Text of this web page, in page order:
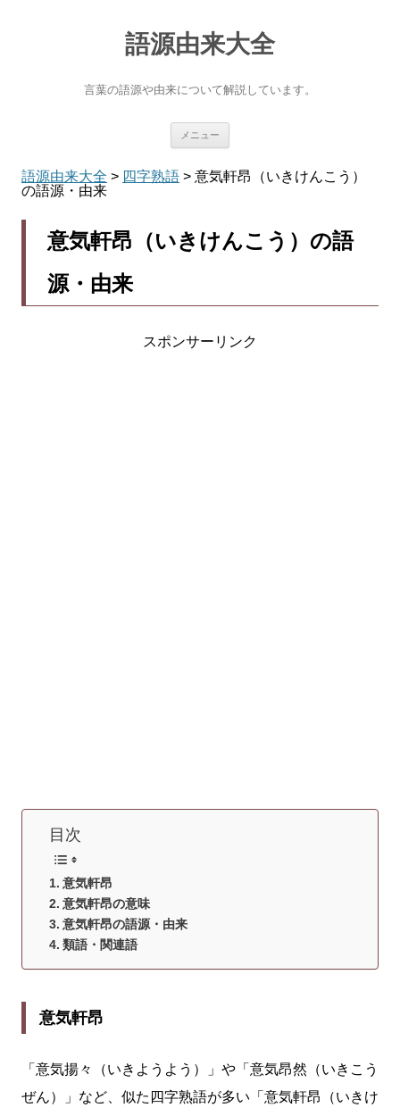
語源由来大全
言葉の語源や由来について解説しています。
メニュー
ン
ツ
キ
ッ
語源由来大全 > 四字熟語 > 意気軒昂（いきけんこう）
の語源・由来
意気軒昂（いきけんこう）の語
源・由来
スポンサーリンク
目次
意気軒昂
意気軒昂の意味
意気軒昂の語源・由来
類語・関連語
意気軒昂
「意気揚々（いきようよう）」や「意気昂然（いきこう
ぜん）」など、似た四字熟語が多い「意気軒昂（いきけ